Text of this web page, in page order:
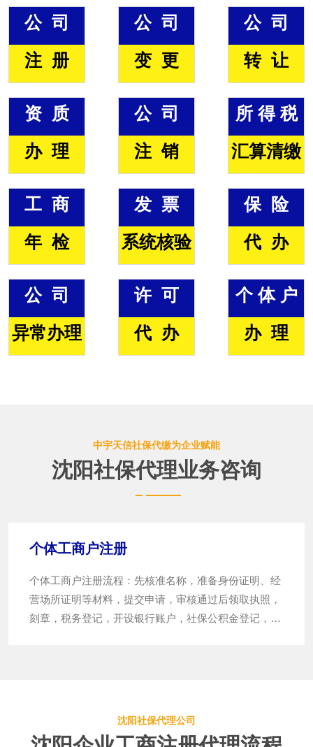
公 司
注 册
公 司
变 更
公 司
转 让
资 质
办 理
公 司
注 销
所 得 税
汇算清缴
工 商
年 检
发 票
系统核验
保 险
代 办
公 司
异常办理
许 可
代 办
个 体 户
办 理
中宇天信社保代缴为企业赋能
沈阳社保代理业务咨询
个体工商户注册
个体工商户注册流程：先核准名称，准备身份证明、经
营场所证明等材料，提交申请，审核通过后领取执照，
刻章，税务登记，开设银行账户，社保公积金登记，后
沈阳社保代理公司